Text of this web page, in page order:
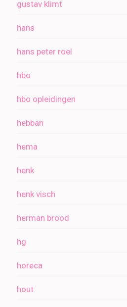
gustav klimt
hans
hans peter roel
hbo
hbo opleidingen
hebban
hema
henk
henk visch
herman brood
hg
horeca
hout